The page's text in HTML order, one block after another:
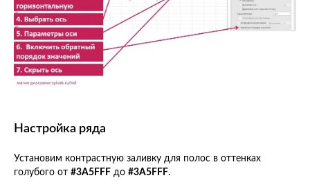
Настройка ряда
Установим контрастную заливку для полос в оттенках
голубого от #3A5FFF до #3A5FFF.